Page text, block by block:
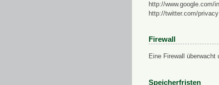
http://www.google.com/
http://twitter.com/privacy
Firewall
Eine Firewall
Speicherfristen